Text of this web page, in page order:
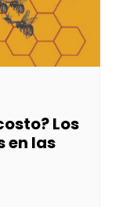
Los
en las